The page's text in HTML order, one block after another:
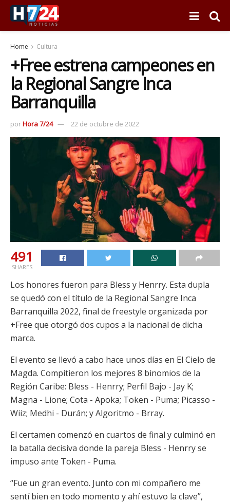
Home Cultura
+Free estrena campeones en
la Regional Sangre Inca
Barranquilla
porHora 7/24 22 de octubre de 2022
491
SHARES
Los honores fueron para Bless y Henrry. Esta dupla
se quedó con el título de la Regional Sangre Inca
Barranquilla 2022, final de freestyle organizada por
+Free que otorgó dos cupos a la nacional de dicha
marca.
El evento se llevó a cabo hace unos días en El Cielo de
Magda. Compitieron los mejores 8 binomios de la
Región Caribe: Bless - Henrry; Perfil Bajo - Jay K;
Magna - Lione; Cota - Apoka; Token - Puma; Picasso -
Wiiz; Medhi - Durán; y Algoritmo - Brray.
El certamen comenzó en cuartos de final y culminó en
la batalla decisiva donde la pareja Bless - Henrry se
impuso ante Token - Puma.
“Fue un gran evento. Junto con mi compañero me
sentí bien en todo momento y ahí estuvo la clave”,